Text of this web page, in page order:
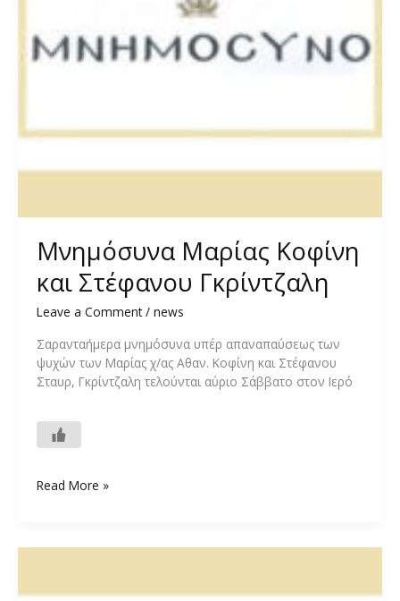
Μνημόσυνα Μαρίας Κοφίνη
και Στέφανου Γκρίντζαλη
Leave a Comment / news
Σαρανταήμερα μνημόσυνα υπέρ απαναπαύσεως των
ψυχών των Μαρίας χ/ας Αθαν. Κοφίνη και Στέφανου
Σταυρ, Γκρίντζαλη τελούνται αύριο Σάββατο στον Ιερό
Μνημόσυνα
Read More »